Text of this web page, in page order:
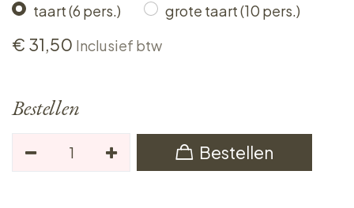
taart (6 pers.) grote taart (10 pers.)
€ 31,50 Inclusief btw
Bestellen
Bestellen